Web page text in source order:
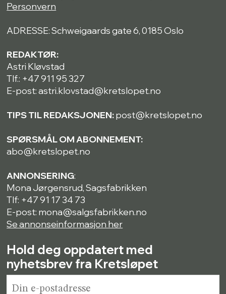
Personvern
ADRESSE: Schweigaards gate 6, 0185 Oslo
REDAKTØR:
Astri Kløvstad
Tlf.: +47 911 95 327
E-post: astri.klovstad@kretslopet.no
TIPS TIL REDAKSJONEN:post@kretslopet.no
SPØRSMÅL OM ABONNEMENT:
abo@kretslopet.no
ANNONSERING:
Mona Jørgensrud, Sagsfabrikken
Tlf: +47 91 17 34 73
E-post: mona@salgsfabrikken.no
Se annonseinformasjon her
Hold deg oppdatert med
nyhetsbrev fra Kretsløpet